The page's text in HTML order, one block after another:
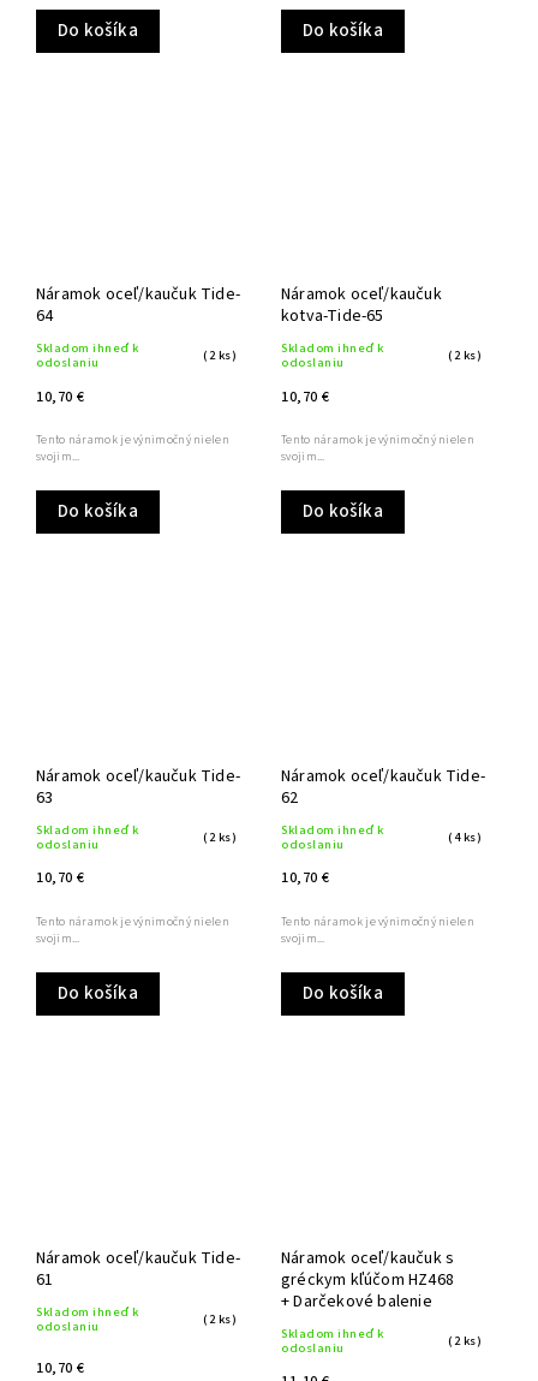
Do košíka Do košíka
Náramok oceľ/kaučuk Tide-
64
Skladom ihneď k
odoslaniu
(2 ks)
10,70 €
Do košíka
Tento náramok je výnimočný nielen
svojim...
Náramok oceľ/kaučuk
kotva-Tide-65
Skladom ihneď k
odoslaniu
(2 ks)
10,70 €
Do košíka
Tento náramok je výnimočný nielen
svojim...
Náramok oceľ/kaučuk Tide-
63
Skladom ihneď k
odoslaniu
(2 ks)
10,70 €
Do košíka
Tento náramok je výnimočný nielen
svojim...
Náramok oceľ/kaučuk Tide-
62
Skladom ihneď k
odoslaniu
(4 ks)
10,70 €
Do košíka
Tento náramok je výnimočný nielen
svojim...
Náramok oceľ/kaučuk Tide-
61
Skladom ihneď k
odoslaniu
(2 ks)
10,70 €
Náramok oceľ/kaučuk s
gréckym kľúčom HZ468
+ Darčekové balenie
Skladom ihneď k
odoslaniu
(2 ks)